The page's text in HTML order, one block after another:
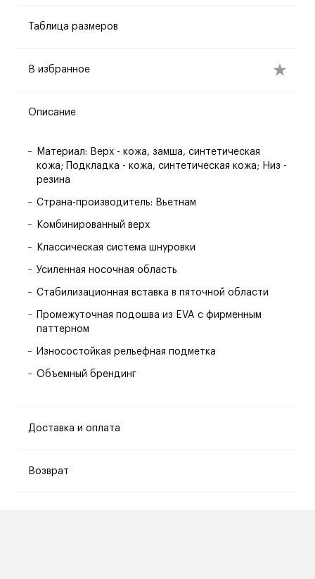
Таблица размеров
В избранное
Описание
Материал: Верх - кожа, замша, синтетическая
кожа; Подкладка - кожа, синтетическая кожа; Низ -
резина
Страна-производитель: Вьетнам
Комбинированный верх
Классическая система шнуровки
Усиленная носочная область
Стабилизационная вставка в пяточной области
Промежуточная подошва из EVA с фирменным
паттерном
Износостойкая рельефная подметка
Объемный брендинг
Доставка и оплата
Возврат